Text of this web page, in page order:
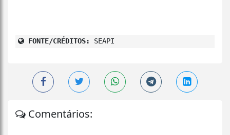
FONTE/CRÉDITOS: SEAPI
Comentários: